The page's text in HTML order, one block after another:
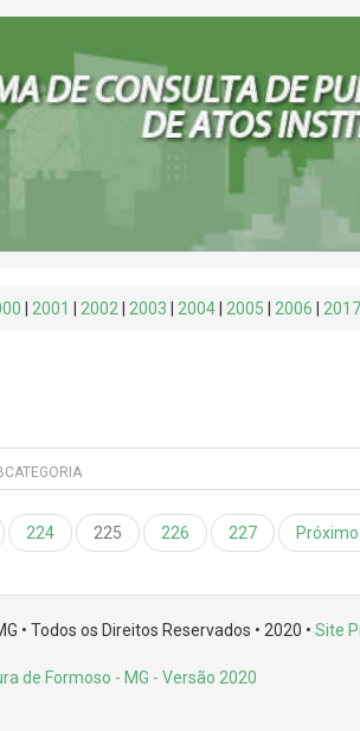
2001 2002 2003 2004 2005 2006 2017
224 225 226 227 Próximo
• Todos os Direitos Reservados • 2020 • Site
de Formoso - MG - Versão 2020